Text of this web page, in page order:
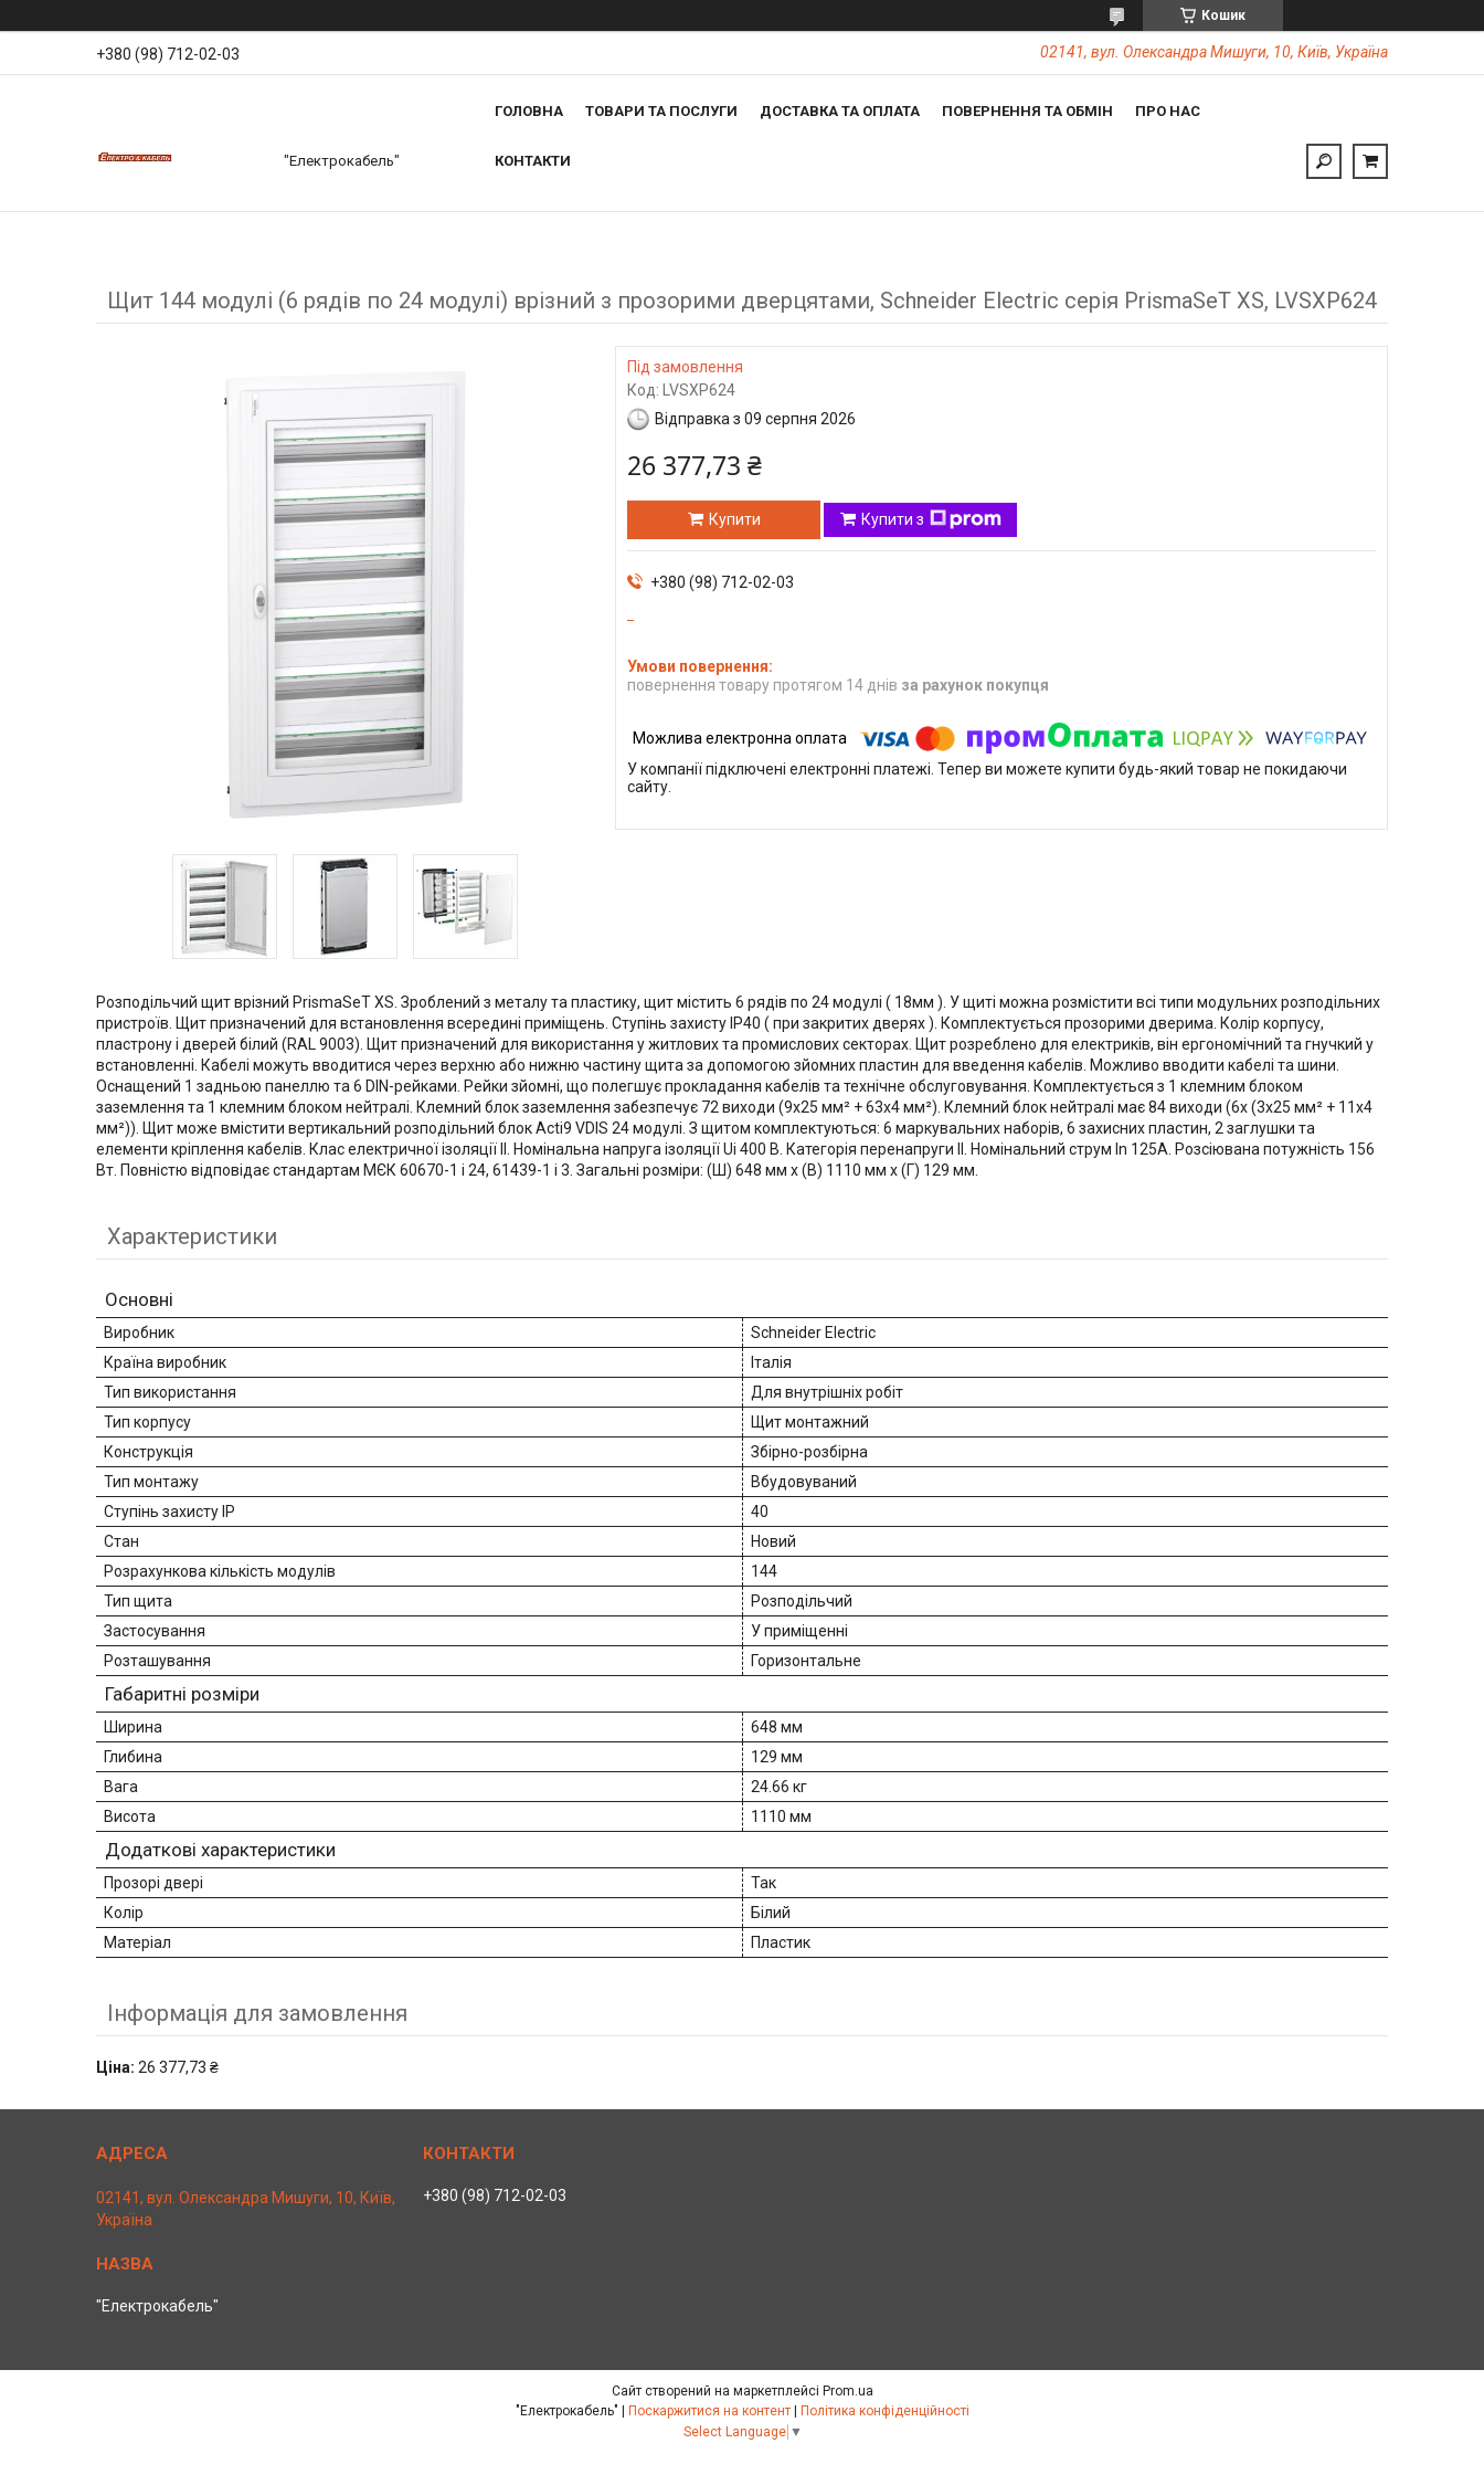
Кошик
+380 (98) 712-02-03 02141, вул. Олександра Мишуги, 10, Київ, Україна
"Електрокабель"
ГОЛОВНА ТОВАРИ ТА ПОСЛУГИ ДОСТАВКА ТА ОПЛАТА ПОВЕРНЕННЯ ТА ОБМІН ПРО НАС
КОНТАКТИ
Щит 144 модулі (6 рядів по 24 модулі) врізний з прозорими дверцятами, Schneider Electric серія PrismaSeT XS, LVSXP624
Під замовлення
Код:
LVSXP624
Відправка з 09 серпня 2026
26 377,73 ₴
Купити Купити з
+380 (98) 712-02-03
повернення товару протягом 14 днів за рахунок покупця
У компанії підключені електронні платежі. Тепер ви можете купити будь-який товар не покидаючи
сайту.
Розподільчий щит врізний PrismaSeT XS. Зроблений з металу та пластику, щит містить 6 рядів по 24 модулі ( 18мм ). У щиті можна розмістити всі типи модульних розподільних
пристроїв. Щит призначений для встановлення всередині приміщень. Ступінь захисту IP40 ( при закритих дверях ). Комплектується прозорими дверима. Колір корпусу,
пластрону і дверей білий (RAL 9003). Щит призначений для використання у житлових та промислових секторах. Щит розреблено для електриків, він ергономічний та гнучкий у
встановленні. Кабелі можуть вводитися через верхню або нижню частину щита за допомогою зйомних пластин для введення кабелів. Можливо вводити кабелі та шини.
Оснащений 1 задньою панеллю та 6 DIN-рейками. Рейки зйомні, що полегшує прокладання кабелів та технічне обслуговування. Комплектується з 1 клемним блоком
заземлення та 1 клемним блоком нейтралі. Клемний блок заземлення забезпечує 72 виходи (9x25 мм² + 63x4 мм²). Клемний блок нейтралі має 84 виходи (6x (3x25 мм² + 11x4
мм²)). Щит може вмістити вертикальний розподільний блок Acti9 VDIS 24 модулі. З щитом комплектуються: 6 маркувальних наборів, 6 захисних пластин, 2 заглушки та
елементи кріплення кабелів. Клас електричної ізоляції II. Номінальна напруга ізоляції Ui 400 В. Категорія перенапруги II. Номінальний струм In 125А. Розсіювана потужність 156
Вт. Повністю відповідає стандартам МЄК 60670-1 і 24, 61439-1 і 3. Загальні розміри: (Ш) 648 мм x (В) 1110 мм x (Г) 129 мм.
Характеристики
Основні
Виробник
Schneider Electric
Країна виробник
Італія
Тип використання
Для внутрішніх робіт
Тип корпусу
Щит монтажний
Конструкція
Збірно-розбірна
Тип монтажу
Вбудовуваний
Ступінь захисту IP
40
Стан
Новий
Розрахункова кількість модулів
144
Тип щита
Розподільчий
Застосування
У приміщенні
Розташування
Горизонтальне
Габаритні розміри
Ширина
648 мм
Глибина
129 мм
Вага
24.66 кг
Висота
1110 мм
Додаткові характеристики
Прозорі двері
Так
Колір
Білий
Матеріал
Пластик
Інформація для замовлення
Ціна: 26 377,73 ₴
02141, вул. Олександра Мишуги, 10, Київ,
Україна
"Електрокабель"
+380 (98) 712-02-03
Сайт створений на маркетплейсі Prom.ua
Поскаржитися на контент
Політика конфіденційності
Select Language ▼